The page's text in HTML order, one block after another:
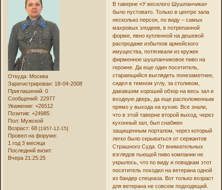
Откуда: Москва
Зарегистрирован: 18-04-2008
Приглашений: 0
Сообщений: 22977
Уважение: +26512
Позитив: +24985
Пол: Мужской
Возраст: 68[1957-12-15]
Провел на форуме:
1 год 3 месяца
Последний визит:
Вчера 21:25:25
В таверне «У веселого Шушпанчика»
было пустовато. Только в центре зала
несколько персон, по виду – самых
махровых злодеев, в потрепанной
форме, явно купленной на дешевой
распродаже избытков армейского
имущества, потягивали из кружек
фирменное шушпанчиковое пиво на
героине. Да еще один посетитель,
старающийся выглядеть понезаметнее,
сидел в темном углу, за столиком,
дававшим хороший обзор на весь зал и
входную дверь, да еще расположенным
прямо у выхода на кухню. Все знали,
что в этой таверне второй выход, через
кухонный зал, был снабжен
защищенным порталом, через который
легко было скрываться от сержантов
Страшного Суда. От внимательных
взглядов пьющей пиво компании не
укрылось, что по виду и повадкам этот
посетитель походил на ветерана одной
из бандер спецназа. Вот только возраст
для ветерана не совсем подходящий.